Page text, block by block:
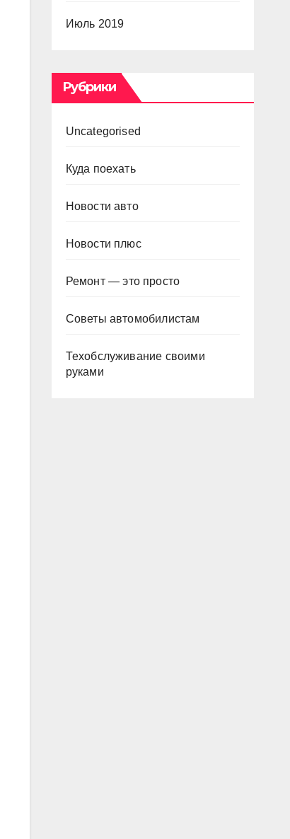
Июль 2019
Рубрики
Uncategorised
Куда поехать
Новости авто
Новости плюс
Ремонт — это просто
Советы автомобилистам
Техобслуживание своими
руками